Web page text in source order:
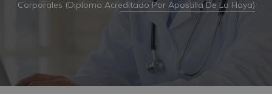
Corporales (Diploma Acreditado Por Apostilla De La Haya)